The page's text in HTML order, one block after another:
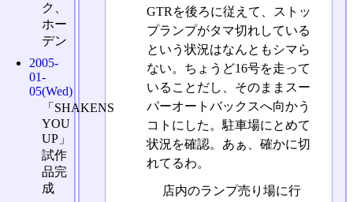
GTRを後ろに従えて、ストッ
プランプがタマ切れしている
という状況はなんともシマら
ない。ちょうど16号を走って
いることだし、そのままスー
パーオートバックスへ向かう
コトにした。駐車場にとめて
状況を確認。あぁ、確かに切
れてるわ。
店内のランプ売り場に行
ク、
ホー
デン
2005-
01-
05(Wed)
「SHAKENS
YOU
UP」
試作
品完
成